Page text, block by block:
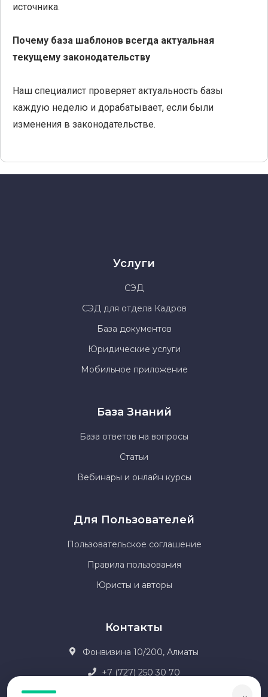
источника.
Почему база шаблонов всегда актуальная
текущему законодательству
Наш специалист проверяет актуальность базы
каждую неделю и дорабатывает, если были
изменения в законодательстве.
Услуги
СЭД
СЭД для отдела Кадров
База документов
Юридические услуги
Мобильное приложение
База Знаний
База ответов на вопросы
Статьи
Вебинары и онлайн курсы
Для Пользователей
Пользовательское соглашение
Правила пользования
Юристы и авторы
Контакты
Фонвизина 10/200, Алматы
+7 (727) 250 30 70